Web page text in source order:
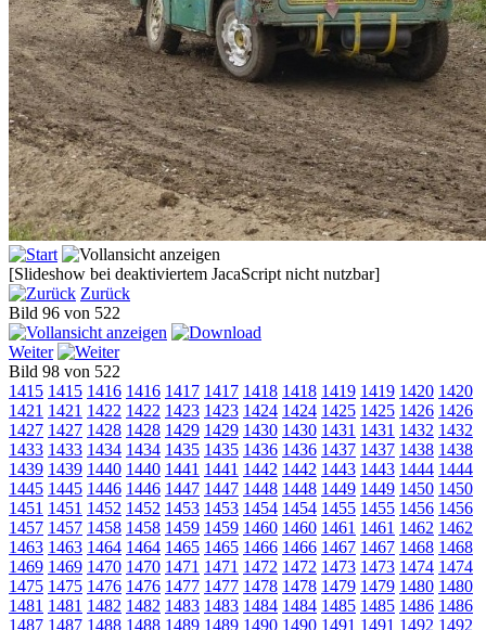
[Slideshow bei deaktiviertem JacaScript nicht nutzbar]
Zurück
Bild 96 von 522
Weiter
Bild 98 von 522
1415 1415 1416 1416 1417 1417 1418 1418 1419 1419 1420 1420
1421 1421 1422 1422 1423 1423 1424 1424 1425 1425 1426 1426
1427 1427 1428 1428 1429 1429 1430 1430 1431 1431 1432 1432
1433 1433 1434 1434 1435 1435 1436 1436 1437 1437 1438 1438
1439 1439 1440 1440 1441 1441 1442 1442 1443 1443 1444 1444
1445 1445 1446 1446 1447 1447 1448 1448 1449 1449 1450 1450
1451 1451 1452 1452 1453 1453 1454 1454 1455 1455 1456 1456
1457 1457 1458 1458 1459 1459 1460 1460 1461 1461 1462 1462
1463 1463 1464 1464 1465 1465 1466 1466 1467 1467 1468 1468
1469 1469 1470 1470 1471 1471 1472 1472 1473 1473 1474 1474
1475 1475 1476 1476 1477 1477 1478 1478 1479 1479 1480 1480
1481 1481 1482 1482 1483 1483 1484 1484 1485 1485 1486 1486
1487 1487 1488 1488 1489 1489 1490 1490 1491 1491 1492 1492